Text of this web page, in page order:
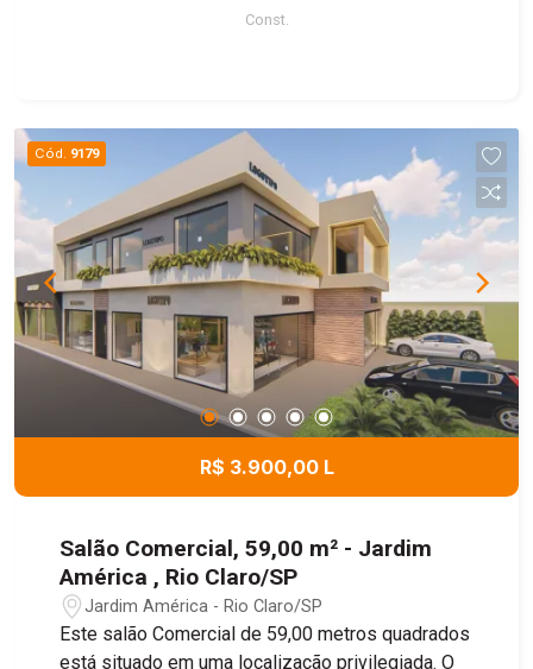
pontos de agua . Consultar o valor do IPTU .
Const.
Cód. 9179
R$ 3.900,00 L
Salão Comercial, 59,00 m² - Jardim
América , Rio Claro/SP
Jardim América - Rio Claro/SP
Este salão Comercial de 59,00 metros quadrados
está situado em uma localização privilegiada. O